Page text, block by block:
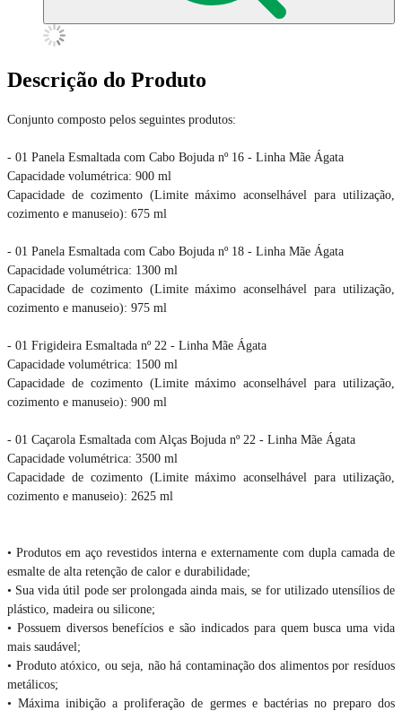
Descrição do Produto
Conjunto composto pelos seguintes produtos:
- 01 Panela Esmaltada com Cabo Bojuda nº 16 - Linha Mãe Ágata
Capacidade volumétrica: 900 ml
Capacidade de cozimento (Limite máximo aconselhável para utilização,
cozimento e manuseio): 675 ml
- 01 Panela Esmaltada com Cabo Bojuda nº 18 - Linha Mãe Ágata
Capacidade volumétrica: 1300 ml
Capacidade de cozimento (Limite máximo aconselhável para utilização,
cozimento e manuseio): 975 ml
- 01 Frigideira Esmaltada nº 22 - Linha Mãe Ágata
Capacidade volumétrica: 1500 ml
Capacidade de cozimento (Limite máximo aconselhável para utilização,
cozimento e manuseio): 900 ml
- 01 Caçarola Esmaltada com Alças Bojuda nº 22 - Linha Mãe Ágata
Capacidade volumétrica: 3500 ml
Capacidade de cozimento (Limite máximo aconselhável para utilização,
cozimento e manuseio): 2625 ml
• Produtos em aço revestidos interna e externamente com dupla camada de
esmalte de alta retenção de calor e durabilidade;
• Sua vida útil pode ser prolongada ainda mais, se for utilizado utensílios de
plástico, madeira ou silicone;
• Possuem diversos benefícios e são indicados para quem busca uma vida
mais saudável;
• Produto atóxico, ou seja, não há contaminação dos alimentos por resíduos
metálicos;
• Máxima inibição a proliferação de germes e bactérias no preparo dos